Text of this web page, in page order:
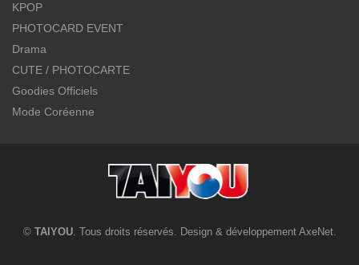
KPOP
PHOTOCARD EVENT
Drama
CUTE / PHOTOCARTE
Goodies Officiels
Mode Coréenne
© TAIYOU. Tous droits réservés. Design & développement AxeNet.